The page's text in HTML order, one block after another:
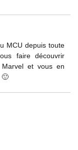
MCU depuis toute
faire découvrir
Marvel et vous en
🙂